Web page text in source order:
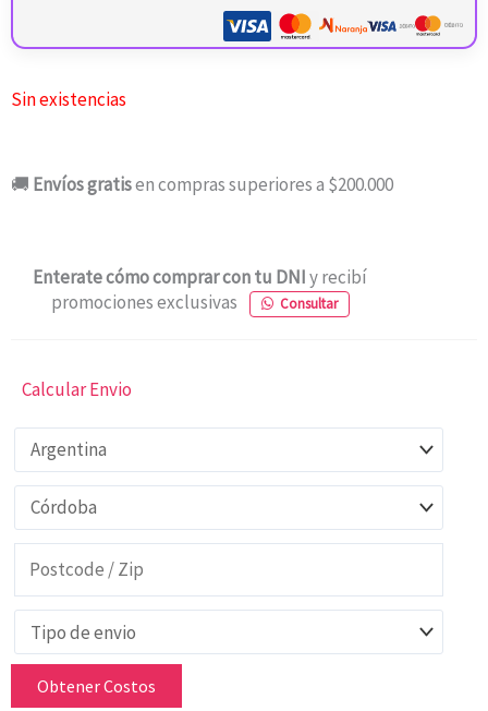
Sin existencias
🚚 Envíos gratisen compras superiores a $200.000
Enterate cómo comprar con tu DNIy recibí
promociones exclusivas
Consultar
Calcular Envio
Obtener Costos